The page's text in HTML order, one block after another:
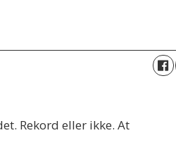
Rekord eller ikke. At